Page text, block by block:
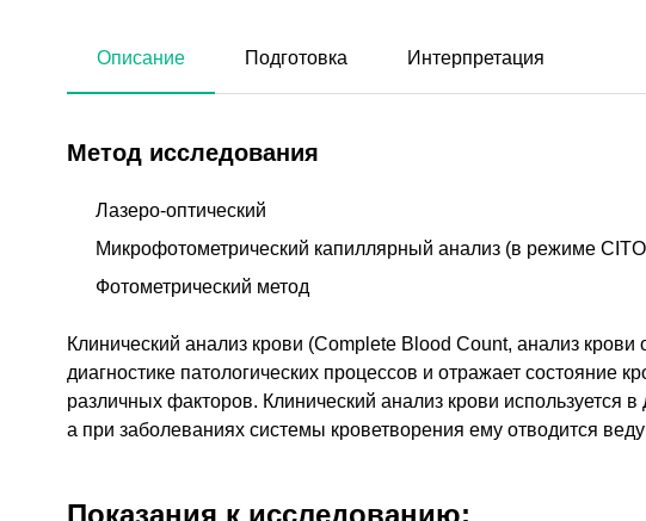
Описание Подготовка Интерпретация
Метод исследования
Лазеро-оптический
Микрофотометрический капиллярный анализ (в режиме
Фотометрический метод
Клинический анализ крови (Complete Blood Count, анализ
диагностике патологических процессов и отражает состояние
различных факторов. Клинический анализ крови используется
а при заболеваниях системы кроветворения ему отводится